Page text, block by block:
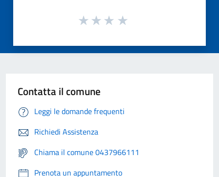
Contatta il comune
Leggi le domande frequenti
Richiedi Assistenza
Chiama il comune 0437966111
Prenota un appuntamento